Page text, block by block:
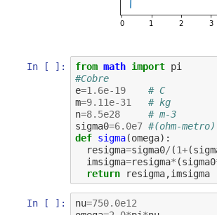
In [ ]: from math import pi
#Cobre
e=1.6e-19
# C
m=9.11e-31
# kg
n=8.5e28
# m-3
sigma0=6.0e7 #(ohm-
def sigma(omega):
resigma=sigma0/ (1+(
imsigma=resigma* (sigma0
return
resigma,imsigma
In [ ]: nu=750.0e12